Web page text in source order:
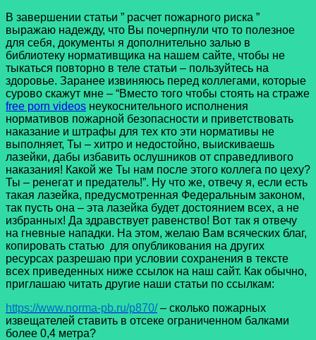
В завершении статьи ” расчет пожарного риска ”
выражаю надежду, что Вы почерпнули что то полезное
для себя, документы я дополнительно залью в
библиотеку нормативщика на нашем сайте, чтобы не
тыкаться повторно в теле статьи – пользуйтесь на
здоровье. Заранее извиняюсь перед коллегами, которые
сурово скажут мне – “Вместо того чтобы стоять на страже
free porn videos неукоснительного исполнения
нормативов пожарной безопасности и приветствовать
наказание и штрафы для тех кто эти нормативы не
выполняет, Ты – хитро и недостойно, выискиваешь
лазейки, дабы избавить ослушников от справедливого
наказания! Какой же Ты нам после этого коллега по цеху?
Ты – ренегат и предатель!”. Ну что же, отвечу я, если есть
такая лазейка, предусмотренная Федеральным законом,
так пусть она – эта лазейка будет достоянием всех, а не
избранных! Да здравствует равенство! Вот так я отвечу
на гневные нападки. На этом, желаю Вам всяческих благ,
копировать статью для опубликования на других
ресурсах разрешаю при условии сохранения в тексте
всех приведенных ниже ссылок на наш сайт. Как обычно,
приглашаю читать другие наши статьи по ссылкам:
https://www.norma-pb.ru/p870/– сколько пожарных
извещателей ставить в отсеке ограниченном балками
более 0,4 метра?